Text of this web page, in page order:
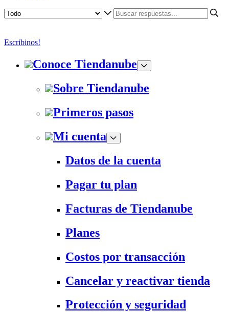
Escribinos!
Conoce Tiendanube
Sobre Tiendanube
Primeros pasos
Mi cuenta
Datos de la cuenta
Pagar tu plan
Facturas de Tiendanube
Planes
Costos por transacción
Cancelar y reactivar tienda
Protección y seguridad